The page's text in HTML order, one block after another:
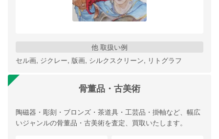
他 取扱い例
セル画, ジクレー, 版画, シルクスクリーン, リトグラフ
骨董品・古美術
陶磁器・彫刻・ブロンズ・茶道具・工芸品・掛軸など、幅広
いジャンルの骨董品・古美術を査定、買取いたします。